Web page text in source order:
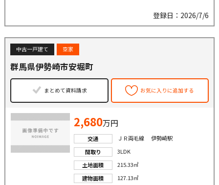
登録日：2026/7/6
中古一戸建て 空家
群馬県伊勢崎市安堀町
まとめて資料請求 お気に入りに追加する
2,680万円
交通
ＪＲ両毛線 伊勢崎駅
間取り
3LDK
土地面積
215.33㎡
建物面積
127.13㎡